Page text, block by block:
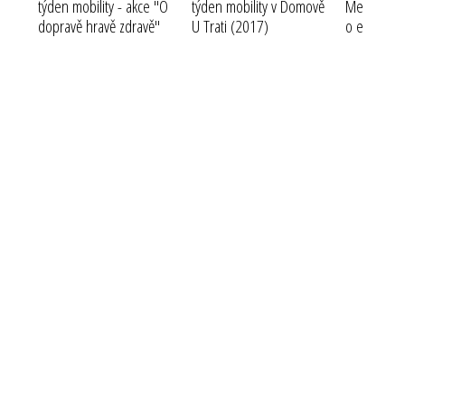
týden mobility - akce "O
dopravě hravě zdravě"
týden mobility v Domově
U Trati (2017)
Mezinárodní
o energii, dopravě